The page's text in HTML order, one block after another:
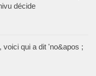
décide
voici qui a dit 'no&apos ;